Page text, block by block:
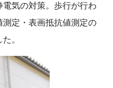
電気の対策。歩行が行わ
定・表画抵抗値測定の
。